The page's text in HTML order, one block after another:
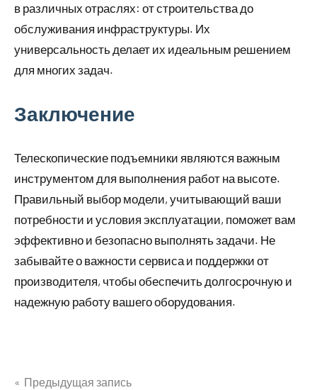
в различных отраслях: от строительства до
обслуживания инфраструктуры. Их
универсальность делает их идеальным решением
для многих задач.
Заключение
Телескопические подъемники являются важным
инструментом для выполнения работ на высоте.
Правильный выбор модели, учитывающий ваши
потребности и условия эксплуатации, поможет вам
эффективно и безопасно выполнять задачи. Не
забывайте о важности сервиса и поддержки от
производителя, чтобы обеспечить долгосрочную и
надежную работу вашего оборудования.
Предыдущая запись